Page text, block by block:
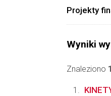
Projekty
Wyniki
Znaleziono 1